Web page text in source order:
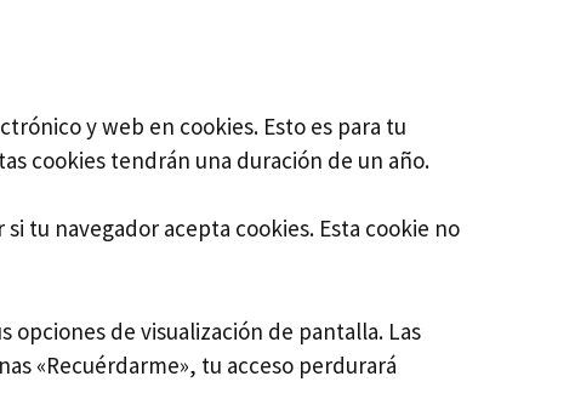
y web en cookies. Esto es para tu
cookies tendrán una duración de un año.
tu navegador acepta cookies. Esta cookie no
opciones de visualización de pantalla. Las
«Recuérdarme», tu acceso perdurará